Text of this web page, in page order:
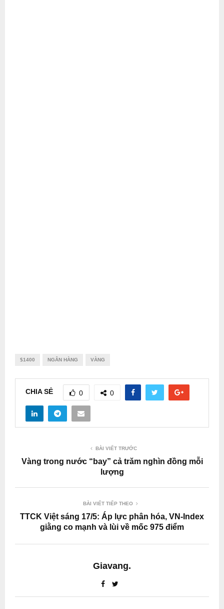
$1400 NGÂN HÀNG VÀNG
CHIA SẺ 0 0
BÀI VIẾT TRƯỚC
Vàng trong nước “bay” cả trăm nghìn đồng mỗi
lượng
BÀI VIẾT TIẾP THEO
TTCK Việt sáng 17/5: Áp lực phân hóa, VN-Index
giằng co mạnh và lùi về mốc 975 điểm
Giavang.